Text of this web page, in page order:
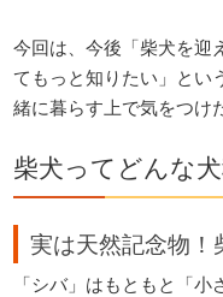
今回は、今後「柴犬を迎
てもっと知りたい」とい
緒に暮らす上で気をつけ
柴犬ってどんな犬
実は天然記念物！
「シバ」はもともと「